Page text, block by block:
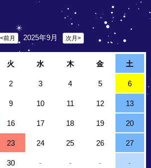
<前月 2025年9月 次月>
火 水 木 金 土
2 3 4 5 6
9 10 11 12 13
16 17 18 19 20
23 24 25 26 27
30 - - - -